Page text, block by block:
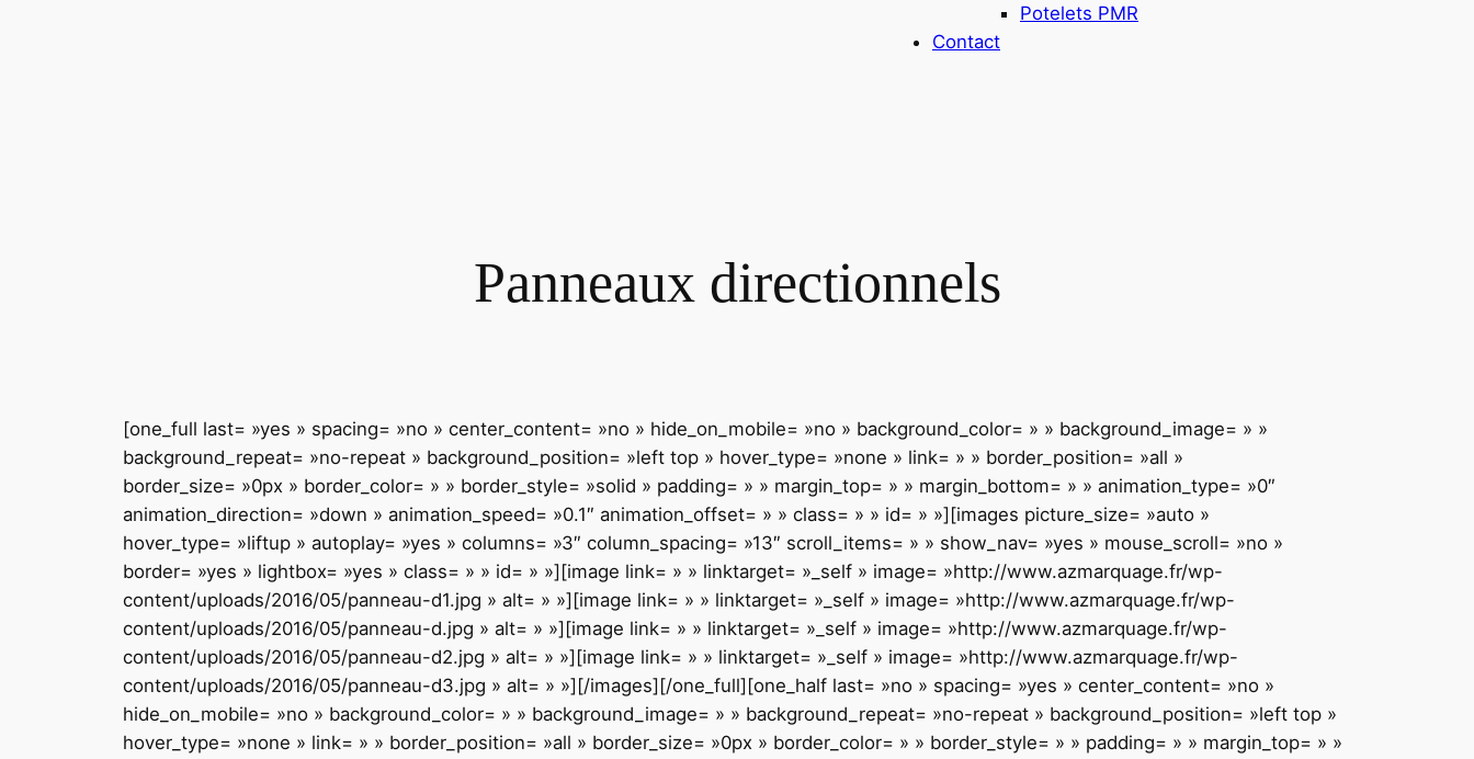
Potelets PMR
Contact
Panneaux directionnels
[one_full last= »yes » spacing= »no » center_content= »no » hide_on_mobile= »no » background_color= » » background_image= » »
background_repeat= »no-repeat » background_position= »left top » hover_type= »none » link= » » border_position= »all »
border_size= »0px » border_color= » » border_style= »solid » padding= » » margin_top= » » margin_bottom= » » animation_type= »0″
animation_direction= »down » animation_speed= »0.1″ animation_offset= » » class= » » id= » »][images picture_size= »auto »
hover_type= »liftup » autoplay= »yes » columns= »3″ column_spacing= »13″ scroll_items= » » show_nav= »yes » mouse_scroll= »no »
border= »yes » lightbox= »yes » class= » » id= » »][image link= » » linktarget= »_self » image= »http://www.azmarquage.fr/wp-
content/uploads/2016/05/panneau-d1.jpg » alt= » »][image link= » » linktarget= »_self » image= »http://www.azmarquage.fr/wp-
content/uploads/2016/05/panneau-d.jpg » alt= » »][image link= » » linktarget= »_self » image= »http://www.azmarquage.fr/wp-
content/uploads/2016/05/panneau-d2.jpg » alt= » »][image link= » » linktarget= »_self » image= »http://www.azmarquage.fr/wp-
content/uploads/2016/05/panneau-d3.jpg » alt= » »][/images][/one_full][one_half last= »no » spacing= »yes » center_content= »no »
hide_on_mobile= »no » background_color= » » background_image= » » background_repeat= »no-repeat » background_position= »left top »
hover_type= »none » link= » » border_position= »all » border_size= »0px » border_color= » » border_style= » » padding= » » margin_top= » »